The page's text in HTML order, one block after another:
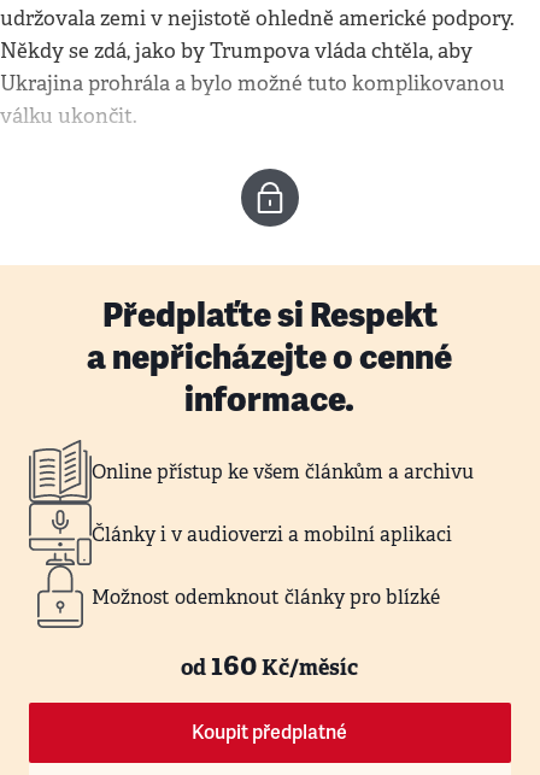
udržovala zemi v nejistotě ohledně americké podpory.
Někdy se zdá, jako by Trumpova vláda chtěla, aby
Ukrajina prohrála a bylo možné tuto komplikovanou
válku ukončit.
Předplaťte si Respekt
a nepřicházejte o cenné
informace.
Online přístup ke všem článkům a archivu
Články i v audioverzi a mobilní aplikaci
Možnost odemknout články pro blízké
od160Kč/měsíc
Koupit předplatné